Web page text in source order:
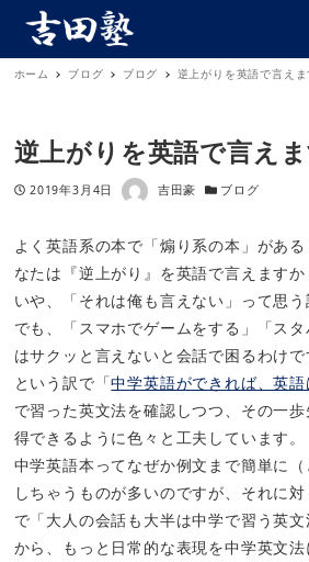
ホーム ブログ ブログ 逆上がりを英語で言えま
逆上がりを英語で言え
投稿日
2019年3月4日 著者 吉田豪 カテゴリー
ブログ
よく英語系の本で「煽り系の本」があ
なたは『逆上がり』を英語で言えますか
いや、「それは俺も言えない」って思う
でも、「スマホでゲームをする」「ス
はサクッと言えないと会話で困るわけで
という訳で「中学英語ができれば、英語
で習った英文法を確認しつつ、その一
得できるように色々と工夫しています。
中学英語本ってなぜか例文まで簡単に（
しちゃうものが多いのですが、それに
で「大人の会話も大半は中学で習う英
から、もっと日常的な表現を中学英文